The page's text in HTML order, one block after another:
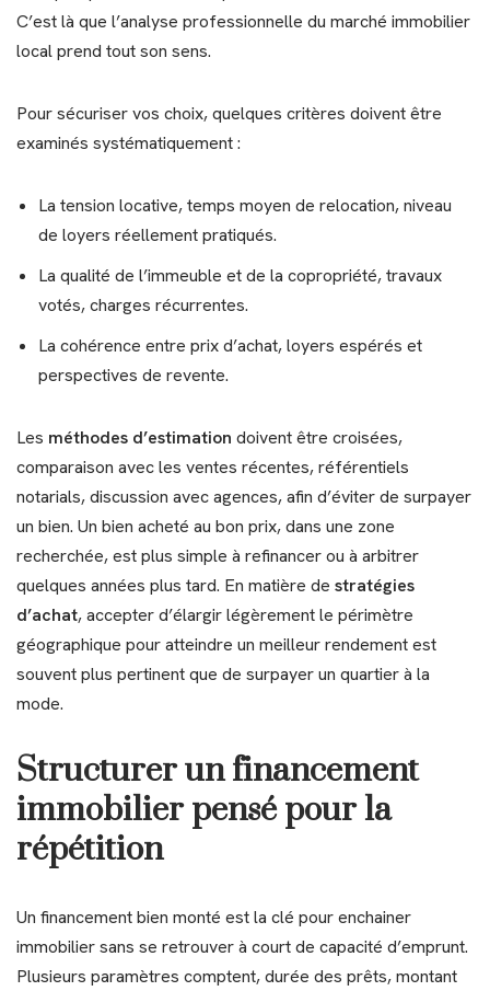
C’est là que l’analyse professionnelle du marché immobilier
local prend tout son sens.
Pour sécuriser vos choix, quelques critères doivent être
examinés systématiquement :
La tension locative, temps moyen de relocation, niveau
de loyers réellement pratiqués.
La qualité de l’immeuble et de la copropriété, travaux
votés, charges récurrentes.
La cohérence entre prix d’achat, loyers espérés et
perspectives de revente.
Les méthodes d’estimation doivent être croisées,
comparaison avec les ventes récentes, référentiels
notarials, discussion avec agences, afin d’éviter de surpayer
un bien. Un bien acheté au bon prix, dans une zone
recherchée, est plus simple à refinancer ou à arbitrer
quelques années plus tard. En matière de stratégies
d’achat, accepter d’élargir légèrement le périmètre
géographique pour atteindre un meilleur rendement est
souvent plus pertinent que de surpayer un quartier à la
mode.
Structurer un financement
immobilier pensé pour la
répétition
Un financement bien monté est la clé pour enchainer
immobilier sans se retrouver à court de capacité d’emprunt.
Plusieurs paramètres comptent, durée des prêts, montant